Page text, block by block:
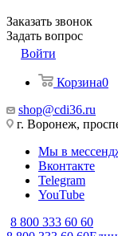
Заказать звонок
Задать вопрос
Войти
Корзина0
shop@cdi36.ru
г. Воронеж,
Мы в
Вконтакте
Telegram
YouTube
8 800 333 60 60